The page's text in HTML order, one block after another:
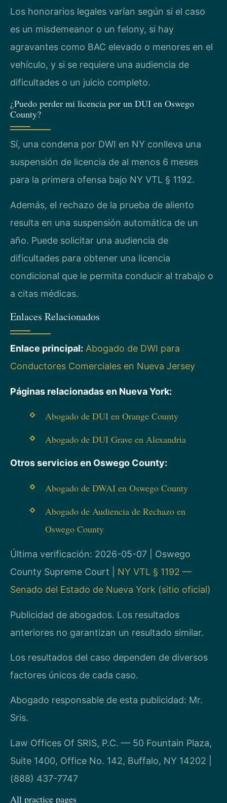
Los honorarios legales varían según si el caso
es un misdemeanor o un felony, si hay
agravantes como BAC elevado o menores en el
vehículo, y si se requiere una audiencia de
dificultades o un juicio completo.
¿Puedo perder mi licencia por un DUI en Oswego
County?
Sí, una condena por DWI en NY conlleva una
suspensión de licencia de al menos 6 meses
para la primera ofensa bajo NY VTL § 1192.
Además, el rechazo de la prueba de aliento
resulta en una suspensión automática de un
año. Puede solicitar una audiencia de
dificultades para obtener una licencia
condicional que le permita conducir al trabajo o
a citas médicas.
Enlaces Relacionados
Enlace principal: Abogado de DWI para
Conductores Comerciales en Nueva Jersey
Páginas relacionadas en Nueva York:
Abogado de DUI en Orange County
Abogado de DUI Grave en Alexandria
Otros servicios en Oswego County:
Abogado de DWAI en Oswego County
Abogado de Audiencia de Rechazo en
Oswego County
Última verificación: 2026-05-07 | Oswego
County Supreme Court | NY VTL § 1192 —
Senado del Estado de Nueva York (sitio oficial)
Publicidad de abogados. Los resultados
anteriores no garantizan un resultado similar.
Los resultados del caso dependen de diversos
factores únicos de cada caso.
Abogado responsable de esta publicidad: Mr.
Sris.
Law Offices Of SRIS, P.C. — 50 Fountain Plaza,
Suite 1400, Office No. 142, Buffalo, NY 14202 |
(888) 437-7747
All practice pages